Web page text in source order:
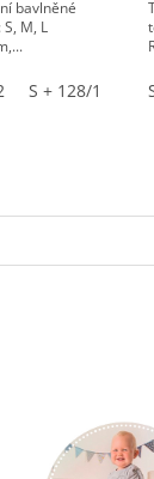
bavlněné
M, L
S + 128/134